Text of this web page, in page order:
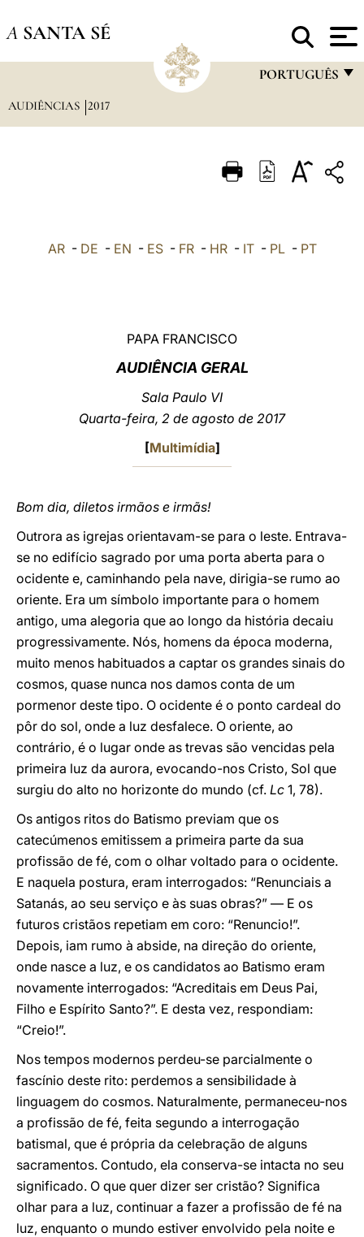
A SANTA SÉ
PORTUGUÊS
ITALIANO
AUDIÊNCIAS 2017
AR- DE - EN - ES- FR- HR- IT- PL- PT
PAPA FRANCISCO
AUDIÊNCIA GERAL
Sala Paulo VI
Quarta-feira, 2 de agosto de 2017
[Multimídia]
Bom dia, diletos irmãos e irmãs!
Outrora as igrejas orientavam-se para o leste. Entrava-
se no edifício sagrado por uma porta aberta para o
ocidente e, caminhando pela nave, dirigia-se rumo ao
oriente. Era um símbolo importante para o homem
antigo, uma alegoria que ao longo da história decaiu
progressivamente. Nós, homens da época moderna,
muito menos habituados a captar os grandes sinais do
cosmos, quase nunca nos damos conta de um
pormenor deste tipo. O ocidente é o ponto cardeal do
pôr do sol, onde a luz desfalece. O oriente, ao
contrário, é o lugar onde as trevas são vencidas pela
primeira luz da aurora, evocando-nos Cristo, Sol que
surgiu do alto no horizonte do mundo (cf. Lc 1, 78).
Os antigos ritos do Batismo previam que os
catecúmenos emitissem a primeira parte da sua
profissão de fé, com o olhar voltado para o ocidente.
E naquela postura, eram interrogados: “Renunciais a
Satanás, ao seu serviço e às suas obras?” — E os
futuros cristãos repetiam em coro: “Renuncio!”.
Depois, iam rumo à abside, na direção do oriente,
onde nasce a luz, e os candidatos ao Batismo eram
novamente interrogados: “Acreditais em Deus Pai,
Filho e Espírito Santo?”. E desta vez, respondiam:
“Creio!”.
Nos tempos modernos perdeu-se parcialmente o
fascínio deste rito: perdemos a sensibilidade à
linguagem do cosmos. Naturalmente, permaneceu-nos
a profissão de fé, feita segundo a interrogação
batismal, que é própria da celebração de alguns
sacramentos. Contudo, ela conserva-se intacta no seu
significado. O que quer dizer ser cristão? Significa
olhar para a luz, continuar a fazer a profissão de fé na
luz, enquanto o mundo estiver envolvido pela noite e